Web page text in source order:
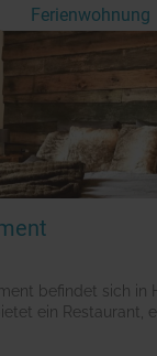
Ferienwohnung
befindet sich in
ein Restaurant,